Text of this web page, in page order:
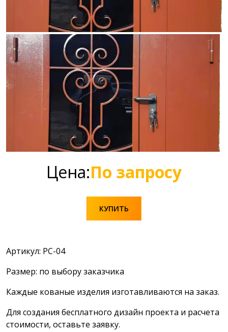
Цена:По запросу
КУПИТЬ
Артикул: РС-04
Размер: по выбору заказчика
Каждые кованые изделия изготавливаются на заказ.
Для создания бесплатного дизайн проекта и расчета
стоимости, оставьте заявку.